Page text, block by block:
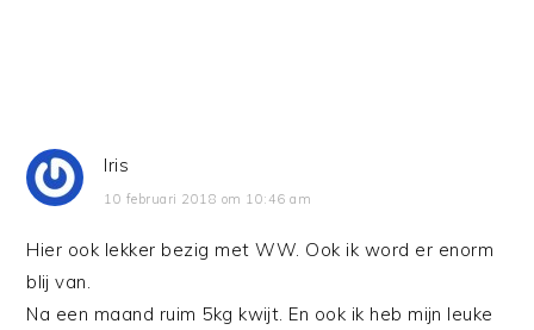
Iris
10 februari 2018 om 10:46 am
Hier ook lekker bezig met WW. Ook ik word er enorm
blij van.
Na een maand ruim 5kg kwijt. En ook ik heb mijn leuke